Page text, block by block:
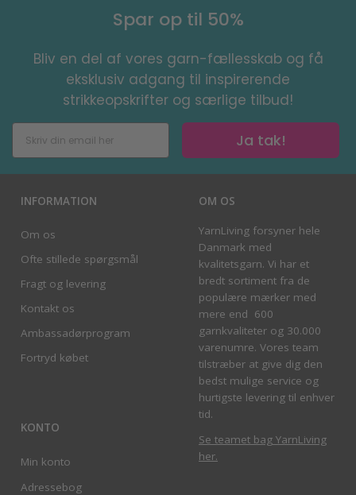
Spar op til 50%
Bliv en del af vores garn-fællesskab og få
eksklusiv adgang til inspirerende
strikkeopskrifter og særlige tilbud!
Ja tak!
INFORMATION
Om os
Ofte stillede spørgsmål
Fragt og levering
Kontakt os
Ambassadørprogram
Fortryd købet
KONTO
Min konto
Adressebog
OM OS
YarnLiving forsyner hele
Danmark med
kvalitetsgarn. Vi har et
bredt sortiment fra de
populære mærker med
mere end 600
garnkvaliteter og 30.000
varenumre. Vores team
tilstræber at give dig den
bedst mulige service og
hurtigste levering til enhver
tid.
Se teamet bag YarnLiving
her.